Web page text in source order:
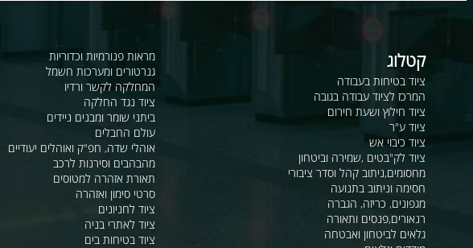
פרטים בטופס ואחד הנציגים ייחזור אליכם
ציוד בטיחות בעבודה
המרכז לציוד עבודה בגובה
ציוד חילוץ ושעת חירום
ציוד כיבוי אש
ציוד לק"בטים ,שמירה וביטחון
מחסומים,ניתוב קהל וסדר ציבורי
מראות פנורמיות וכדוריות
גנרטורים ומערכות חשמל
המחלקה לקשר ורדיו
ציוד נגד החלקה
ביתני שומר ומבנים ניידים
עולם החבלים
אוהלי שדה, חפ"ק ואוהלים יעודיים
מהבהבים וסירנות לרכב
תאורת אזהרה למטוסים